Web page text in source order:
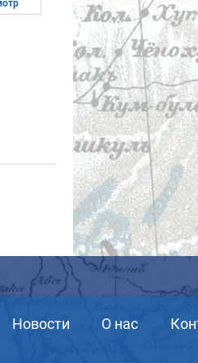
Новости О нас